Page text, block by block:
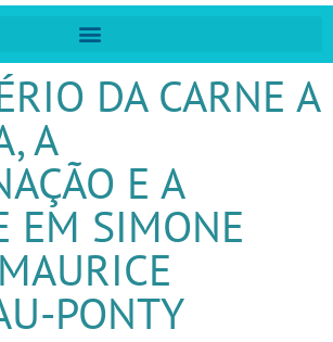
DA CARNE A
A
E A
EM SIMONE
PONTY